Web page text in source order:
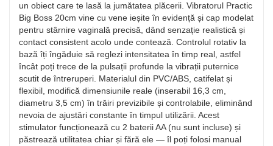
un obiect care te lasă la jumătatea plăcerii. Vibratorul Practic
Big Boss 20cm vine cu vene ieșite în evidență și cap modelat
pentru stârnire vaginală precisă, dând senzație realistică și
contact consistent acolo unde contează. Controlul rotativ la
bază îți îngăduie să reglezi intensitatea în timp real, astfel
încât poți trece de la pulsații profunde la vibrații puternice
scutit de întreruperi. Materialul din PVC/ABS, catifelat și
flexibil, modifică dimensiunile reale (inserabil 16,3 cm,
diametru 3,5 cm) în trăiri previzibile și controlabile, eliminând
nevoia de ajustări constante în timpul utilizării. Acest
stimulator funcționează cu 2 baterii AA (nu sunt incluse) și
păstrează utilitatea chiar și fără ele — îl poți folosi manual